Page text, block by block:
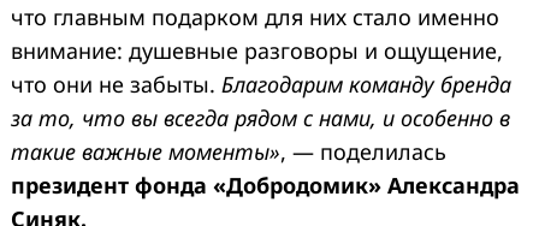
что главным подарком для них стало именно
внимание: душевные разговоры и ощущение,
что они не забыты. Благодарим команду бренда
за то, что вы всегда рядом с нами, и особенно в
такие важные моменты», — поделилась
президент фонда «Добродомик» Александра
Синяк.